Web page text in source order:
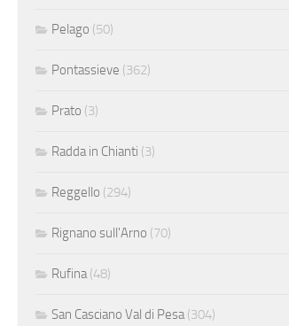
Pelago (50)
Pontassieve (362)
Prato (3)
Radda in Chianti (3)
Reggello (294)
Rignano sull'Arno (70)
Rufina(48)
San Casciano Val di Pesa(304)